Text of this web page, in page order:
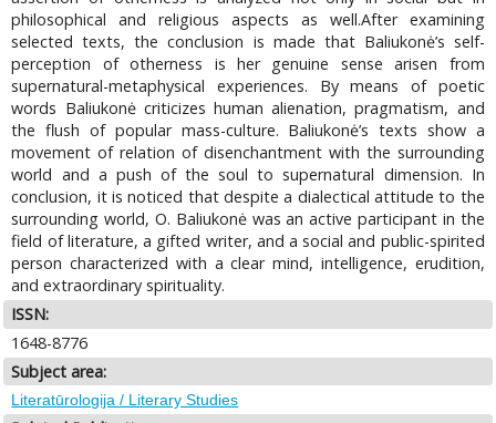
philosophical and religious aspects as well.After examining
selected texts, the conclusion is made that Baliukonė’s self-
perception of otherness is her genuine sense arisen from
supernatural-metaphysical experiences. By means of poetic
words Baliukonė criticizes human alienation, pragmatism, and
the flush of popular mass-culture. Baliukonė’s texts show a
movement of relation of disenchantment with the surrounding
world and a push of the soul to supernatural dimension. In
conclusion, it is noticed that despite a dialectical attitude to the
surrounding world, O. Baliukonė was an active participant in the
field of literature, a gifted writer, and a social and public-spirited
person characterized with a clear mind, intelligence, erudition,
and extraordinary spirituality.
ISSN:
1648-8776
Subject area:
Literatūrologija / Literary Studies